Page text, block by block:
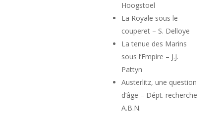
Hoogstoel
La Royale sous le
couperet – S. Delloye
La tenue des Marins
sous l’Empire – J.J.
Pattyn
Austerlitz, une question
d’âge – Dépt. recherche
A.B.N.